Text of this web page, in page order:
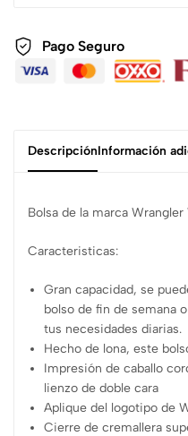
Pago Seguro
DescripciónInformación
Bolsa de la marca Wrangler
Caracteristicas:
Gran capacidad, se
bolso de fin de semana
tus necesidades diarias.
Hecho de lona, este
Impresión de caballo
lienzo de doble cara
Aplique del logotipo de
Cierre de cremallera